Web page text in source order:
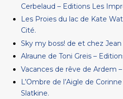
Cerbelaud – Editions Les
Les Proies du lac de Kate
Cité.
Sky my boss! de et chez
Alraune de Toni Greis –
Vacances de rêve de Ardem
L’Ombre de l’Aigle de
Slatkine.